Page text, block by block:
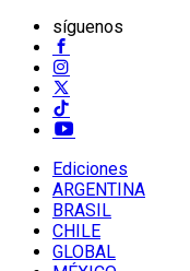
síguenos
Ediciones
ARGENTINA
BRASIL
CHILE
GLOBAL